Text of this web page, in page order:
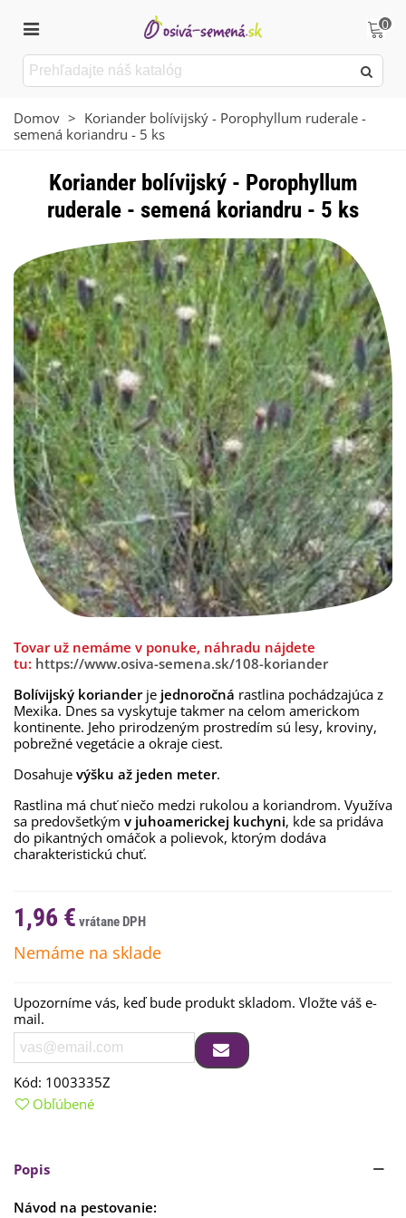
0
Domov > Koriander bolívijský - Porophyllum ruderale -
semená koriandru - 5 ks
Koriander bolívijský - Porophyllum
ruderale - semená koriandru - 5 ks
Tovar už nemáme v ponuke, náhradu nájdete
tu: https://www.osiva-semena.sk/108-koriander
Bolívijský koriander je jednoročná rastlina pochádzajúca z
Mexika. Dnes sa vyskytuje takmer na celom americkom
kontinente. Jeho prirodzeným prostredím sú lesy, kroviny,
pobrežné vegetácie a okraje ciest.
Dosahuje výšku až jeden meter.
Rastlina má chuť niečo medzi rukolou a koriandrom. Využíva
sa predovšetkým v juhoamerickej kuchyni, kde sa pridáva
do pikantných omáčok a polievok, ktorým dodáva
charakteristickú chuť.
1,96 €
Nemáme na sklade
Upozorníme vás, keď bude produkt skladom. Vložte váš e-
mail.
Kód: 1003335Z
Obľúbené
Popis
Návod na pestovanie: